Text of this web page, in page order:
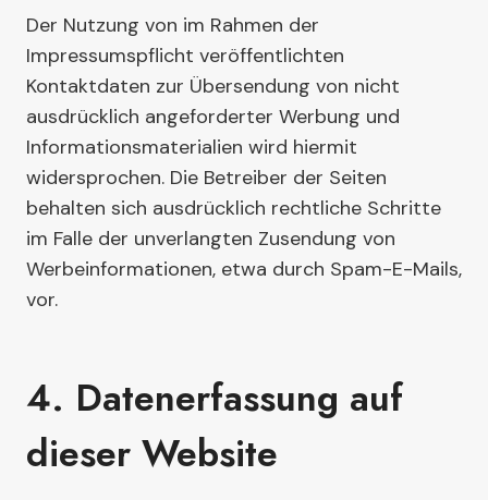
Der Nutzung von im Rahmen der
Impressumspflicht veröffentlichten
Kontaktdaten zur Übersendung von nicht
ausdrücklich angeforderter Werbung und
Informationsmaterialien wird hiermit
widersprochen. Die Betreiber der Seiten
behalten sich ausdrücklich rechtliche Schritte
im Falle der unverlangten Zusendung von
Werbeinformationen, etwa durch Spam-E-Mails,
vor.
4. Datenerfassung auf
dieser Website